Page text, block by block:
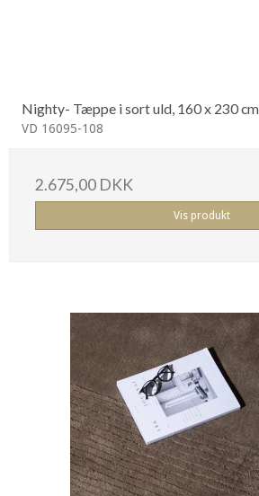
Nighty- Tæppe i sort uld, 160 x 230 cm.
VD 16095-108
2.675,00 DKK
Vis produkt